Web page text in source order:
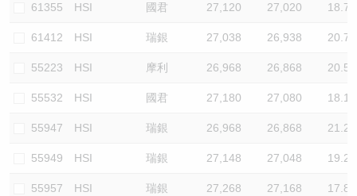
61355 HSI 國君 27,120 27,020 18.7
61412 HSI 瑞銀 27,038 26,938 20.7
55223 HSI 摩利 26,968 26,868 20.5
55532 HSI 國君 27,180 27,080 18.1
55947 HSI 瑞銀 26,968 26,868 21.2
55949 HSI 瑞銀 27,148 27,048 19.2
55957 HSI 瑞銀 27,268 27,168 17.8